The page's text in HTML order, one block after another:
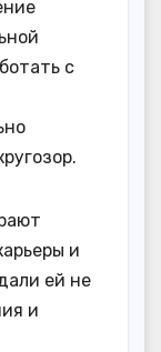
с
и
ей не
и